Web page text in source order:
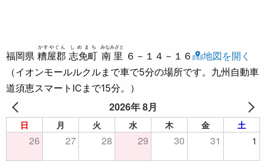
福岡県 糟屋郡
かすやぐん
志免町
しめまち
南里
みなみざと
６－１４－１６
地図を開く
（イオンモールルクルまで車で5分の場所です。九州自動車
道須恵スマートICまで15分。）
2026年 8月
日 月 火 水 木 金 土
26 27 28 29 30 31 1